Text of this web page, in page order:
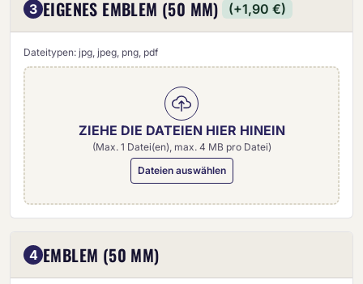
3 EIGENES EMBLEM (50 MM) (+1,90 €)
Dateitypen: jpg, jpeg, png, pdf
ZIEHE DIE DATEIEN HIER HINEIN
(Max. 1 Datei(en), max. 4 MB pro Datei)
Dateien auswählen
4 EMBLEM (50 MM)